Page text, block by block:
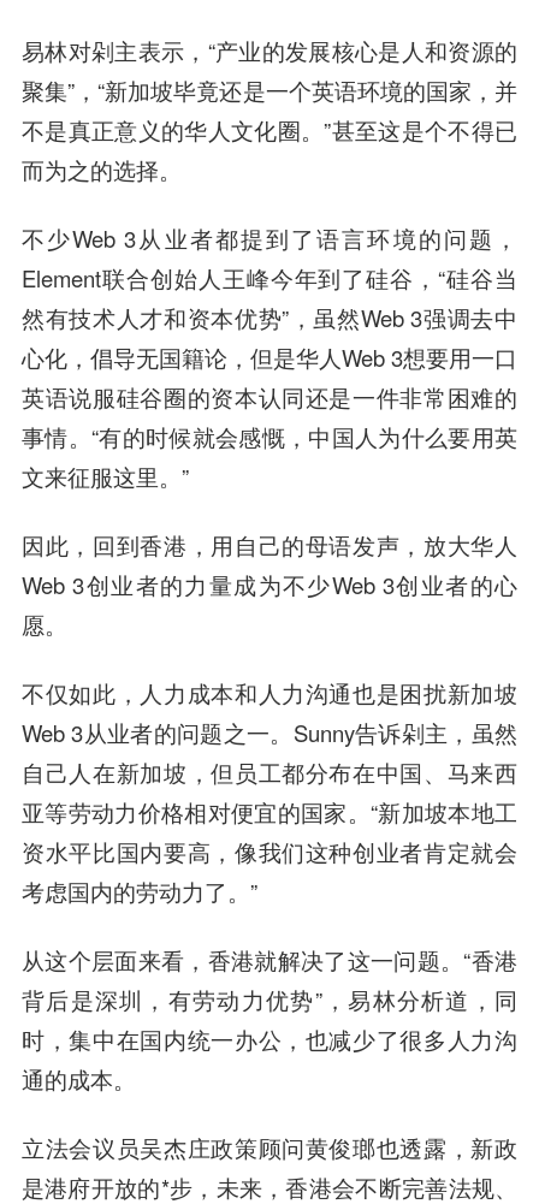
易林对剁主表示，“产业的发展核心是人和资源的
聚集”，“新加坡毕竟还是一个英语环境的国家，并
不是真正意义的华人文化圈。”甚至这是个不得已
而为之的选择。
不少Web 3从业者都提到了语言环境的问题，
Element联合创始人王峰今年到了硅谷，“硅谷当
然有技术人才和资本优势”，虽然Web 3强调去中
心化，倡导无国籍论，但是华人Web 3想要用一口
英语说服硅谷圈的资本认同还是一件非常困难的
事情。“有的时候就会感慨，中国人为什么要用英
文来征服这里。”
因此，回到香港，用自己的母语发声，放大华人
Web 3创业者的力量成为不少Web 3创业者的心
愿。
不仅如此，人力成本和人力沟通也是困扰新加坡
Web 3从业者的问题之一。Sunny告诉剁主，虽然
自己人在新加坡，但员工都分布在中国、马来西
亚等劳动力价格相对便宜的国家。“新加坡本地工
资水平比国内要高，像我们这种创业者肯定就会
考虑国内的劳动力了。”
从这个层面来看，香港就解决了这一问题。“香港
背后是深圳，有劳动力优势”，易林分析道，同
时，集中在国内统一办公，也减少了很多人力沟
通的成本。
立法会议员吴杰庄政策顾问黄俊瑯也透露，新政
是港府开放的*步，未来，香港会不断完善法规、